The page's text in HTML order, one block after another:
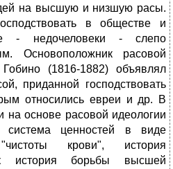
на высшую и низшую расы.
в обществе и
- недочеловеки - слепо
Основоположник расовой
(1816-1882) объявлял
приданной господствовать
относились евреи и др. В
на основе расовой идеологии
система ценностей в виде
крови", история
история борьбы высшей